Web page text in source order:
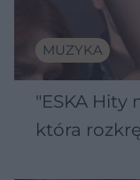
MUZYKA
"ESKA Hity
która